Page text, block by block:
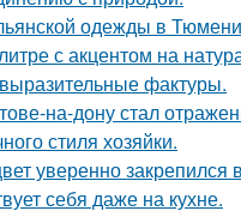
одежды в
с акцентом на
фактуры.
на-дону стал
стиля хозяйки.
уверенно закрепился
себя даже на кухне.